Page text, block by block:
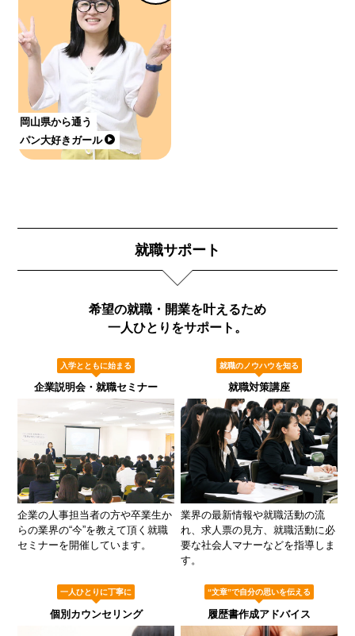
岡山県から通う
パン大好きガール
就職サポート
希望の就職・開業を叶えるため
一人ひとりをサポート。
入学とともに始まる
企業説明会・就職セミナー
企業の人事担当者の方や卒業生か
らの業界の“今”を教えて頂く就職
セミナーを開催しています。
就職のノウハウを知る
就職対策講座
業界の最新情報や就職活動の流
れ、求人票の見方、就職活動に必
要な社会人マナーなどを指導しま
す。
一人ひとりに丁寧に
個別カウンセリング
“文章”で自分の思いを伝える
履歴書作成アドバイス